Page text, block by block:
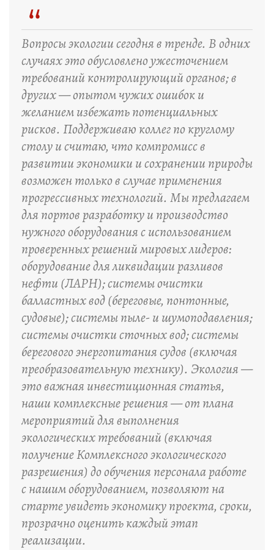
“
Вопросы экологии сегодня в тренде. В одних
случаях это обусловлено ужесточением
требований контролирующий органов; в
других — опытом чужих ошибок и
желанием избежать потенциальных
рисков. Поддерживаю коллег по круглому
столу и считаю, что компромисс в
развитии экономики и сохранении природы
возможен только в случае применения
прогрессивных технологий. Мы предлагаем
для портов разработку и производство
нужного оборудования с использованием
проверенных решений мировых лидеров:
оборудование для ликвидации разливов
нефти (ЛАРН); системы очистки
балластных вод (береговые, понтонные,
судовые); системы пыле- и шумоподавления;
системы очистки сточных вод; системы
берегового энергопитания судов (включая
преобразовательную технику). Экология —
это важная инвестиционная статья,
наши комплексные решения — от плана
мероприятий для выполнения
экологических требований (включая
получение Комплексного экологического
разрешения) до обучения персонала работе
с нашим оборудованием, позволяют на
старте увидеть экономику проекта, сроки,
прозрачно оценить каждый этап
реализации.